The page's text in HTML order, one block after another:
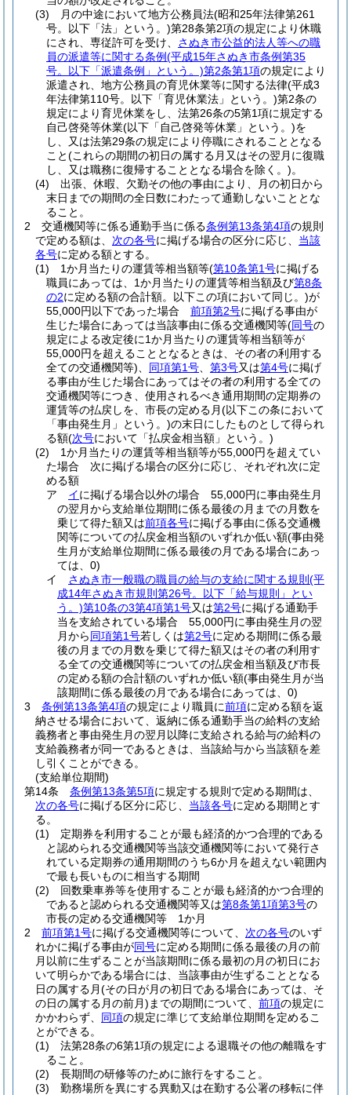
(3)
月の中途において地方公務員法(昭和25年法律第261
号。以下「法」という。)第28条第2項の規定により休職
にされ、専従許可を受け、 さぬき市公益的法人等への職
員の派遣等に関する条例(平成15年さぬき市条例第35
号。以下「派遣条例」という。)第2条第1項の規定により
派遣され、地方公務員の育児休業等に関する法律(平成3
年法律第110号。以下「育児休業法」という。)第2条の
規定により育児休業をし、法第26条の5第1項に規定する
自己啓発等休業(以下「自己啓発等休業」という。)を
し、又は法第29条の規定により停職にされることとなる
こと(これらの期間の初日の属する月又はその翌月に復職
し、又は職務に復帰することとなる場合を除く。)。
(4)
出張、休暇、欠勤その他の事由により、月の初日から
末日までの期間の全日数にわたって通勤しないこととな
ること。
2
交通機関等に係る通勤手当に係る条例第13条第4項の規則
で定める額は、 次の各号に掲げる場合の区分に応じ、 当該
各号に定める額とする。
(1)
1か月当たりの運賃等相当額等(第10条第1号に掲げる
職員にあっては、1か月当たりの運賃等相当額及び第8条
の2に定める額の合計額。以下この項において同じ。)が
55,000円以下であった場合 前項第2号に掲げる事由が
生じた場合にあっては当該事由に係る交通機関等(同号の
規定による改定後に1か月当たりの運賃等相当額等が
55,000円を超えることとなるときは、その者の利用する
全ての交通機関等)
同項第1号 第3号又は第4号に掲げ
る事由が生じた場合にあってはその者の利用する全ての
交通機関等につき、使用されるべき通用期間の定期券の
運賃等の払戻しを、市長の定める月(以下この条において
「事由発生月」という。)の末日にしたものとして得られ
る額(次号において「払戻金相当額」という。)
(2)
1か月当たりの運賃等相当額等が55,000円を超えてい
た場合 次に掲げる場合の区分に応じ、それぞれ次に定
める額
ア
イに掲げる場合以外の場合 55,000円に事由発生月
の翌月から支給単位期間に係る最後の月までの月数を
乗じて得た額又は前項各号に掲げる事由に係る交通機
関等についての払戻金相当額のいずれか低い額(事由発
生月が支給単位期間に係る最後の月である場合にあっ
ては、0)
イ
さぬき市一般職の職員の給与の支給に関する規則 (平
成14年さぬき市規則第26号。以下「給与規則」とい
う。)第10条の3第4項第1号又は第2号に掲げる通勤手
当を支給されている場合 55,000円に事由発生月の翌
月から同項第1号若しくは第2号に定める期間に係る最
後の月までの月数を乗じて得た額又はその者の利用す
る全ての交通機関等についての払戻金相当額及び市長
の定める額の合計額のいずれか低い額(事由発生月が当
該期間に係る最後の月である場合にあっては、0)
3
条例第13条第4項の規定により職員に前項に定める額を返
納させる場合において、返納に係る通勤手当の給料の支給
義務者と事由発生月の翌月以降に支給される給与の給料の
支給義務者が同一であるときは、当該給与から当該額を差
し引くことができる。
(支給単位期間)
第14条
条例第13条第5項に規定する規則で定める期間は、
次の各号に掲げる区分に応じ、 当該各号に定める期間とす
る。
(1)
定期券を利用することが最も経済的かつ合理的である
と認められる交通機関等当該交通機関等において発行さ
れている定期券の通用期間のうち6か月を超えない範囲内
で最も長いものに相当する期間
(2)
回数乗車券等を使用することが最も経済的かつ合理的
であると認められる交通機関等又は第8条第1項第3号の
市長の定める交通機関等 1か月
2
前項第1号に掲げる交通機関等について、 次の各号のいず
れかに掲げる事由が同号に定める期間に係る最後の月の前
月以前に生ずることが当該期間に係る最初の月の初日にお
いて明らかである場合には、当該事由が生ずることとなる
日の属する月(その日が月の初日である場合にあっては、そ
の日の属する月の前月) までの期間について、 前項の規定に
かかわらず、 同項の規定に準じて支給単位期間を定めるこ
とができる。
(1)
法第28条の6第1項の規定による退職その他の離職をす
ること。
(2)
長期間の研修等のために旅行をすること。
(3)
勤務場所を異にする異動又は在勤する公署の移転に伴